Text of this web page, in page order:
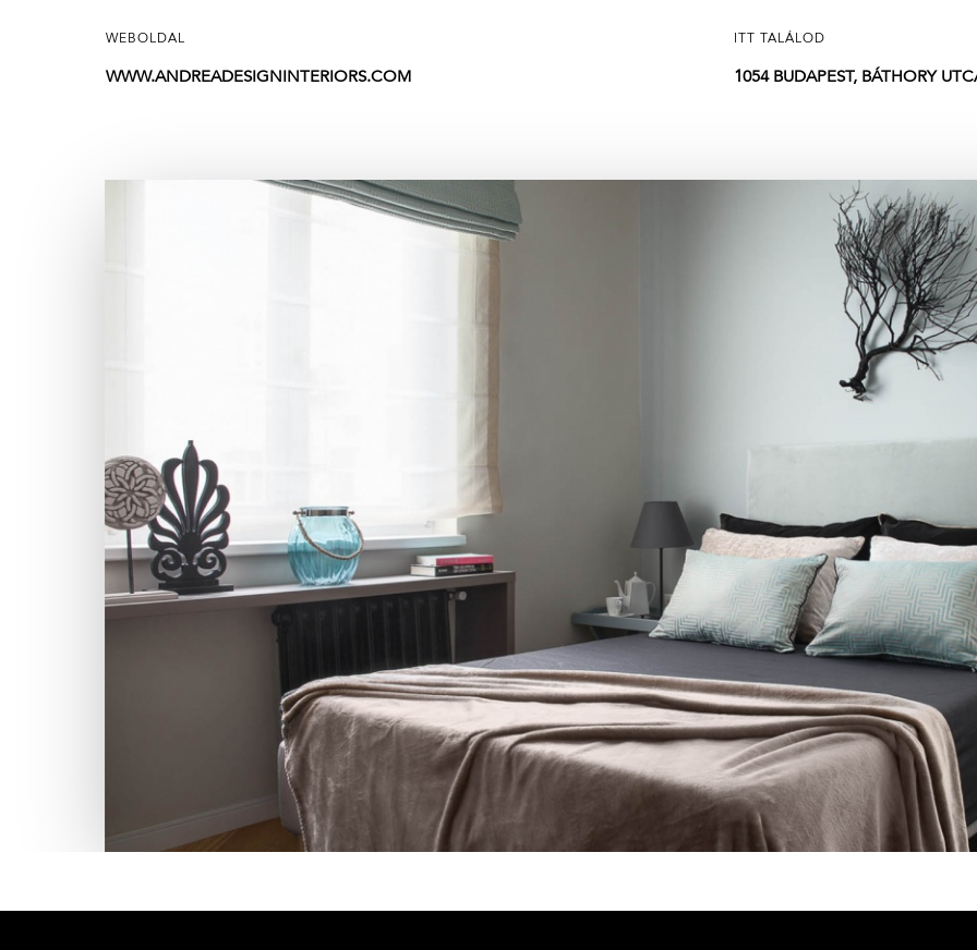
WEBOLDAL
WWW.ANDREADESIGNINTERIORS.COM
ITT TALÁLOD
1054 BUDAPEST, BÁTHORY